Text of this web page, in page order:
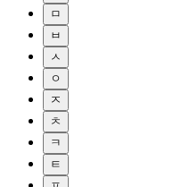
ㅁ
ㅂ
ㅅ
ㅇ
ㅈ
ㅊ
ㅋ
ㅌ